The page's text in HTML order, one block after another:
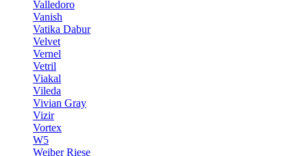
Valledoro
Vanish
Vatika Dabur
Velvet
Vernel
Vetril
Viakal
Vileda
Vivian Gray
Vizir
Vortex
W5
Weiber Riese